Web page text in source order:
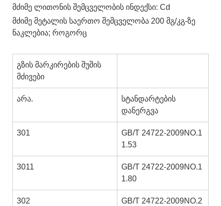
მძიმე ლითონის შემცველობის ინდექსი: Cd
მძიმე მეტალის საერთო შემცველობა 200 მგ/კგ-ზე
ნაკლებია; როგორც
გზის მარკირების შუშის
მძივები
არა.
სტანდარტების
დანერგვა
301
GB/T 24722-2009NO.1
1.53
3011
GB/T 24722-2009NO.1
1.80
302
GB/T 24722-2009NO.2